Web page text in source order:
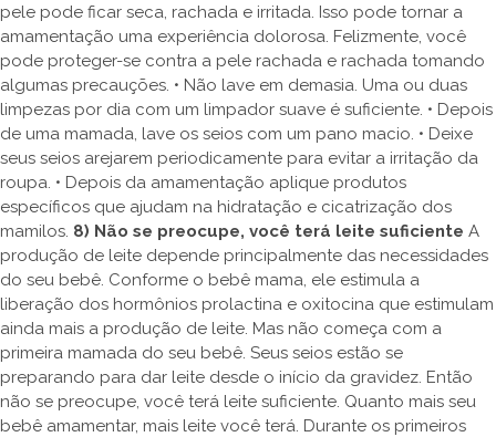
pele pode ficar seca, rachada e irritada. Isso pode tornar a
amamentação uma experiência dolorosa. Felizmente, você
pode proteger-se contra a pele rachada e rachada tomando
algumas precauções. • Não lave em demasia. Uma ou duas
limpezas por dia com um limpador suave é suficiente. • Depois
de uma mamada, lave os seios com um pano macio. • Deixe
seus seios arejarem periodicamente para evitar a irritação da
roupa. • Depois da amamentação aplique produtos
específicos que ajudam na hidratação e cicatrização dos
mamilos. 8) Não se preocupe, você terá leite suficiente A
produção de leite depende principalmente das necessidades
do seu bebê. Conforme o bebê mama, ele estimula a
liberação dos hormônios prolactina e oxitocina que estimulam
ainda mais a produção de leite. Mas não começa com a
primeira mamada do seu bebê. Seus seios estão se
preparando para dar leite desde o início da gravidez. Então
não se preocupe, você terá leite suficiente. Quanto mais seu
bebê amamentar, mais leite você terá. Durante os primeiros